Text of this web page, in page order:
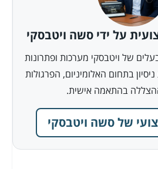
על ידי סשה ויטבסקי
של ויטבסקי מערכות ופתרונות
20 שנות ניסיון בתחום האלומיניום, הפרגולות
בהתאמה אישית.
של סשה ויטבסקי